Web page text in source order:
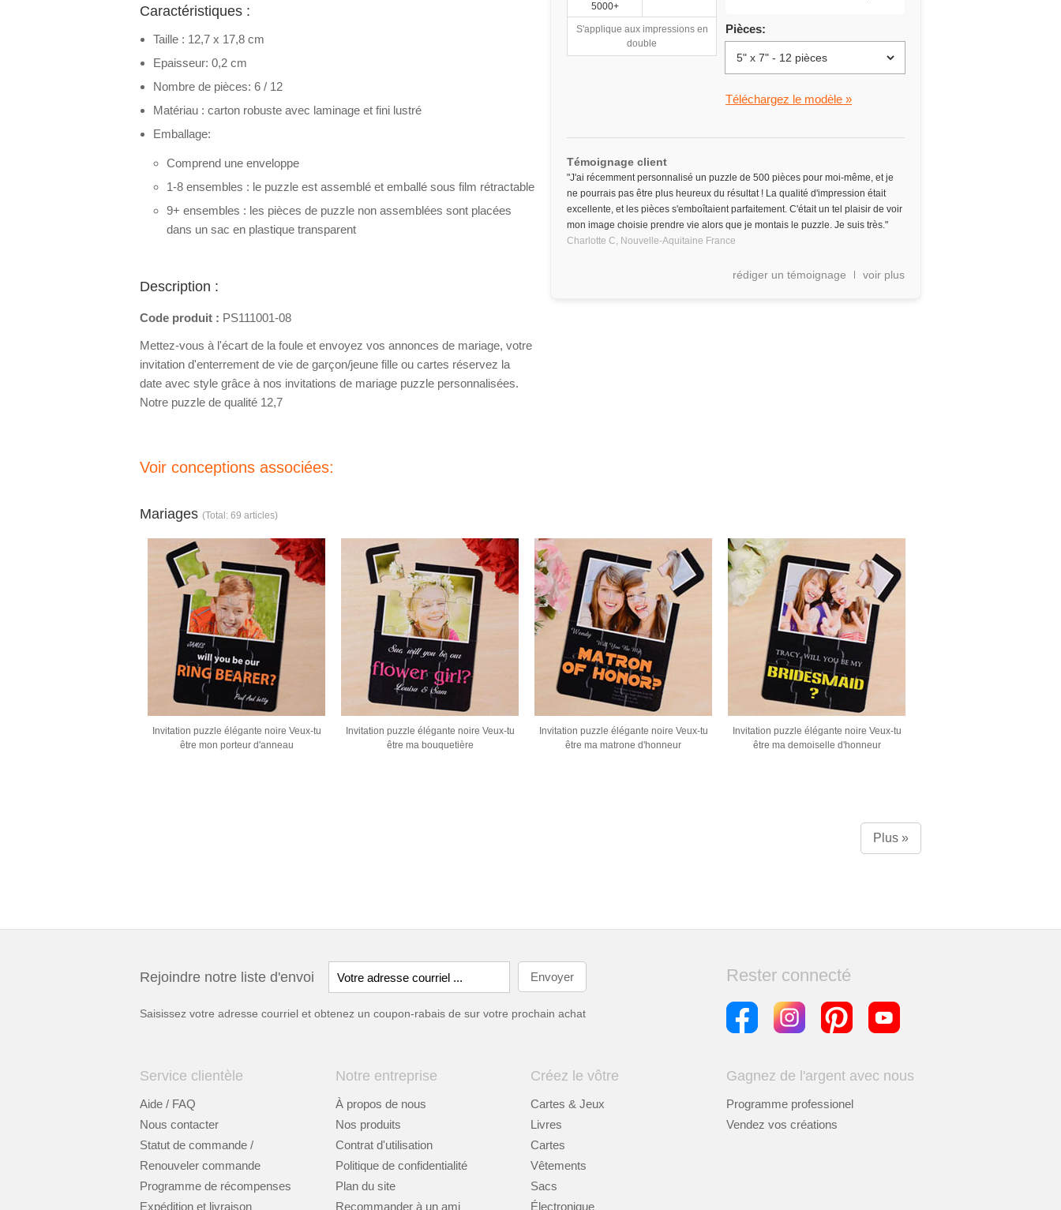
5000+
S'applique aux impressions en
double
Pièces:
Téléchargez le modèle »
Témoignage client
"J'ai récemment personnalisé un puzzle de 500 pièces pour moi-même, et je
ne pourrais pas être plus heureux du résultat ! La qualité d'impression était
excellente, et les pièces s'emboîtaient parfaitement. C'était un tel plaisir de voir
mon image choisie prendre vie alors que je montais le puzzle. Je suis très."
Charlotte C, Nouvelle-Aquitaine France
rédiger un témoignage voir plus
Caractéristiques :
Taille : 12,7 x 17,8 cm
Epaisseur: 0,2 cm
Nombre de pièces: 6 / 12
Matériau : carton robuste avec laminage et fini lustré
Emballage:
Comprend une enveloppe
1-8 ensembles : le puzzle est assemblé et emballé sous film rétractable
9+ ensembles : les pièces de puzzle non assemblées sont placées
dans un sac en plastique transparent
Description :
Code produit : PS111001-08
Mettez-vous à l'écart de la foule et envoyez vos annonces de mariage, votre
invitation d'enterrement de vie de garçon/jeune fille ou cartes réservez la
date avec style grâce à nos invitations de mariage puzzle personnalisées.
Notre puzzle de qualité 12,7
Voir conceptions associées:
Mariages (Total: 69 articles)
Invitation puzzle élégante noire Veux-tu
être mon porteur d'anneau
Invitation puzzle élégante noire Veux-tu
être ma bouquetière
Invitation puzzle élégante noire Veux-tu
être ma matrone d'honneur
Invitation puzzle élégante noire Veux-tu
être ma demoiselle d'honneur
Plus »
Rejoindre notre liste d'envoi
Saisissez votre adresse courriel et obtenez un coupon-rabais de sur votre prochain achat
Rester connecté
Service clientèle
Aide / FAQ
Nous contacter
Statut de commande /
Renouveler commande
Programme de récompenses
Expédition et livraison
Notre entreprise
À propos de nous
Nos produits
Contrat d'utilisation
Politique de confidentialité
Plan du site
Recommander à un ami
Créez le vôtre
Cartes & Jeux
Livres
Cartes
Vêtements
Sacs
Électronique
Gagnez de l'argent avec nous
Programme professionel
Vendez vos créations